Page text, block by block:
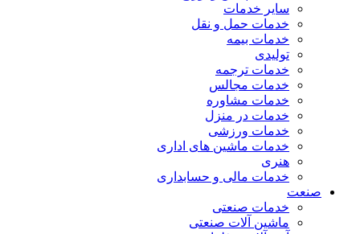
سایر خدمات
خدمات حمل و نقل
خدمات بیمه
تولیدی
خدمات ترجمه
خدمات مجالس
خدمات مشاوره
خدمات در منزل
خدمات ورزشی
خدمات ماشین های اداری
هنری
خدمات مالی و حسابداری
صنعت
خدمات صنعتی
ماشین آلات صنعتی